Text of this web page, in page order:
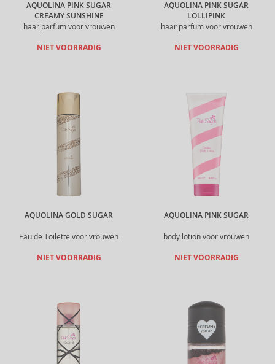
AQUOLINA PINK SUGAR
CREAMY SUNSHINE
haar parfum voor vrouwen
NIET VOORRADIG
AQUOLINA PINK SUGAR
LOLLIPINK
haar parfum voor vrouwen
NIET VOORRADIG
AQUOLINA GOLD SUGAR
Eau de Toilette voor vrouwen
NIET VOORRADIG
AQUOLINA PINK SUGAR
body lotion voor vrouwen
NIET VOORRADIG